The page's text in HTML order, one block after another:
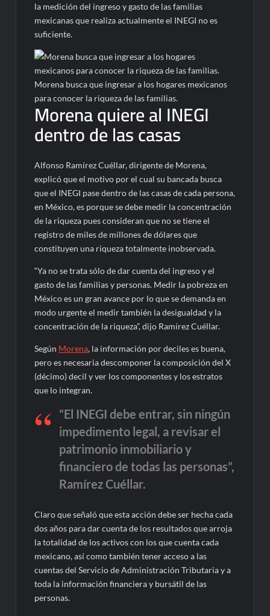
la medición del ingreso y gasto de las familias
mexicanas que realiza actualmente el INEGI no es
suficiente.
Morena busca que ingresar a los hogares mexicanos
para conocer la riqueza de las familias.
Morena quiere al INEGI
dentro de las casas
Alfonso Ramírez Cuéllar, dirigente de Morena,
explicó que el motivo por el cual su bancada busca
que el INEGI pase dentro de las casas de cada persona,
en México, es porque se debe medir la concentración
de la riqueza pues consideran que no se tiene el
registro de miles de millones de dólares que
constituyen una riqueza totalmente inobservada.
“Ya no se trata sólo de dar cuenta del ingreso y el
gasto de las familias y personas. Medir la pobreza en
México es un gran avance por lo que se demanda en
modo urgente el medir también la desigualdad y la
concentración de la riqueza”, dijo Ramírez Cuéllar.
Según Morena, la información por deciles es buena,
pero es necesaria descomponer la composición del X
(décimo) decil y ver los componentes y los estratos
que lo integran.
“El INEGI debe entrar, sin ningún
impedimento legal, a revisar el
patrimonio inmobiliario y
financiero de todas las personas”,
Ramírez Cuéllar.
Claro que señaló que esta acción debe ser hecha cada
dos años para dar cuenta de los resultados que arroja
la totalidad de los activos con los que cuenta cada
mexicano, así como también tener acceso a las
cuentas del Servicio de Administración Tributaria y a
toda la información financiera y bursátil de las
personas.